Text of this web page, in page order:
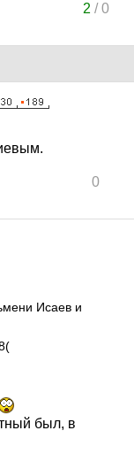
2 /0
0
Исаев и
был, в